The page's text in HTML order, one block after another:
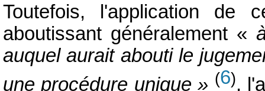
Toutefois, l'application de
aboutissant généralement «
auquel aurait abouti le
une procédure unique » (6),